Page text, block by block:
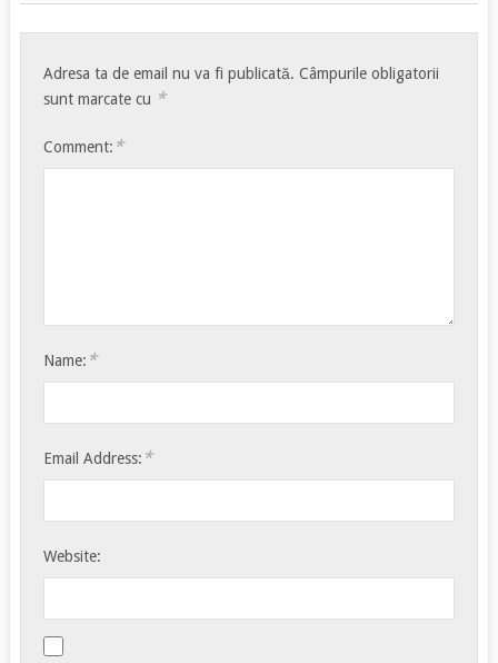
Adresa ta de email nu va fi publicată. Câmpurile obligatorii
sunt marcate cu *
Comment: *
Name: *
Email Address: *
Website: